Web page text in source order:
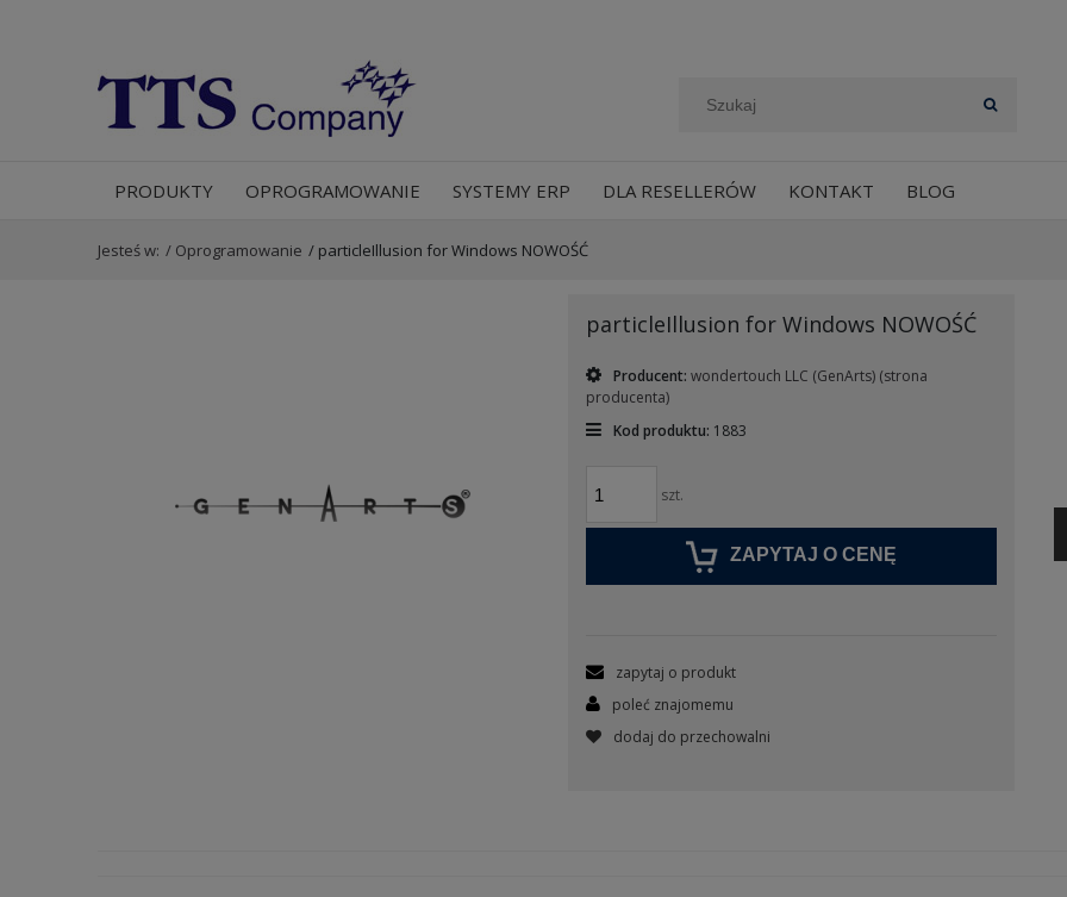
PRODUKTY OPROGRAMOWANIE SYSTEMY ERP DLA RESELLERÓW KONTAKT BLOG
Jesteś w: / Oprogramowanie / particleIllusion for Windows NOWOŚĆ
particleIllusion for Windows NOWOŚĆ
Producent:wondertouch LLC (GenArts) (strona
producenta)
Kod produktu: 1883
szt.
ZAPYTAJ O CENĘ
zapytaj o produkt
poleć znajomemu
dodaj do przechowalni